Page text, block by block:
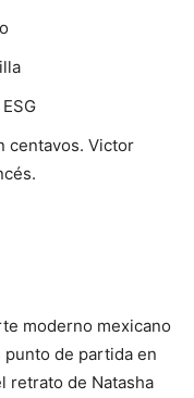
centavos. Victor
moderno mexicano
de partida en
retrato de Natasha